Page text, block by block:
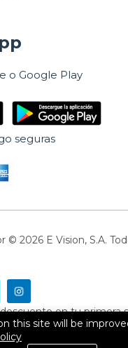
o Google Play
seguras
© 2026 E Vision, S.A.
en tu primera
this site will be